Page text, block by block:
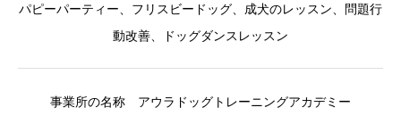
パピーパーティー、フリスビードッグ、成犬のレッスン、問題行
動改善、ドッグダンスレッスン
事業所の名称 アウラドッグトレーニングアカデミー